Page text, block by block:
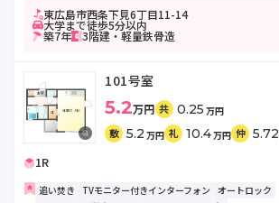
東広島市西条下見6丁目11-14
大学まで徒歩5分以内
築7年 3階建・軽量鉄骨造
101号室
5.2万円 共 0.25 万円
敷 5.2 万円 礼 10.4万円 仲 5.72
1R
追い焚き TVモニター付きインターフォン オートロック